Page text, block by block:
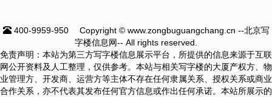
400-9959-950
Copyright © www.zongbuguangchang.cn --北京写
字楼信息网-- All rights reserved.
免责声明：本站为第三方写字楼信息展示平台，所提供的信息来源于互联
网公开资料及人工整理，仅供参考。本站与相关写字楼的大厦产权方、物
业管理方、开发商、运营方等主体不存在任何隶属关系、授权关系或商业
合作关系，亦不代表其发布任何官方信息或作出任何承诺。本站所展示的